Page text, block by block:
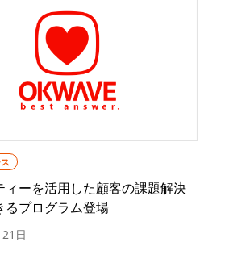
ィーを活用した顧客の課題解決
るプログラム登場
日